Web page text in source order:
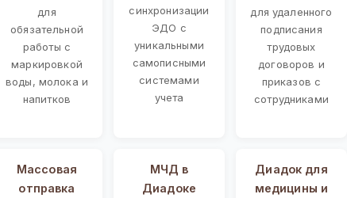
для
обязательной
работы с
маркировкой
воды, молока и
напитков
синхронизации
ЭДО с
уникальными
самописными
системами
учета
для удаленного
подписания
трудовых
договоров и
приказов с
сотрудниками
Массовая
отправка
МЧД в
Диадоке
Диадок для
медицины и